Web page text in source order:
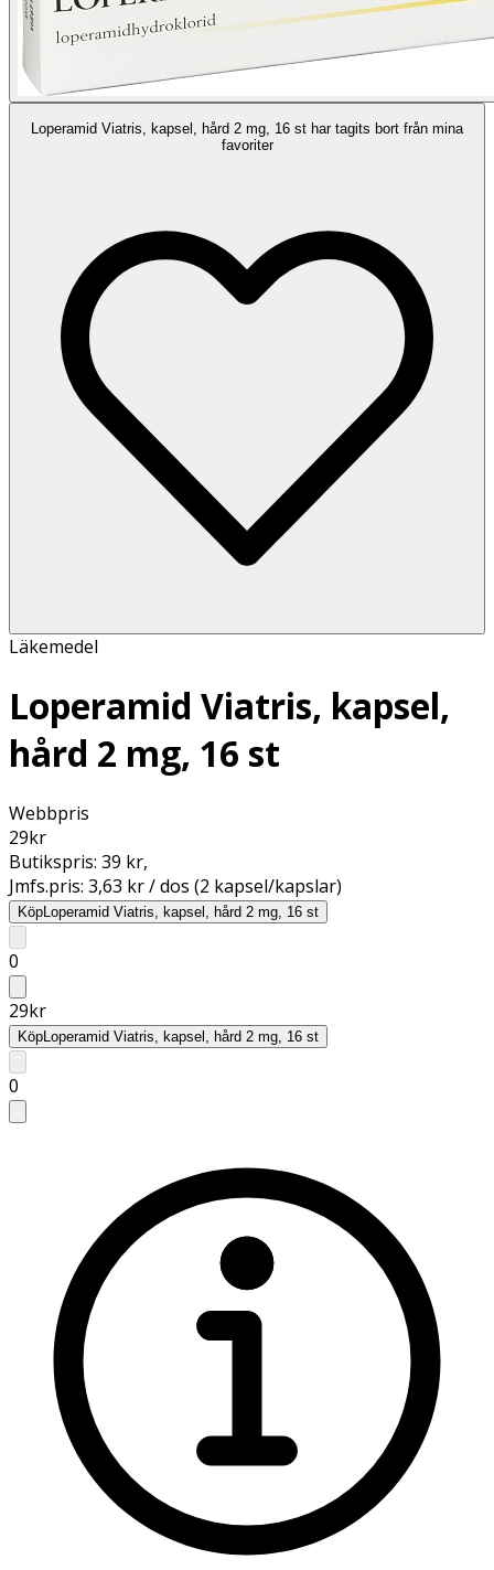
Loperamid Viatris, kapsel, hård 2 mg, 16 st har tagits bort från mina
favoriter
Läkemedel
Loperamid Viatris, kapsel,
hård 2 mg, 16 st
Webbpris
29kr
Butikspris: 39 kr,
Jmfs.pris: 3,63 kr / dos (2 kapsel/kapslar)
KöpLoperamid Viatris, kapsel, hård 2 mg, 16 st
0
29kr
KöpLoperamid Viatris, kapsel, hård 2 mg, 16 st
0